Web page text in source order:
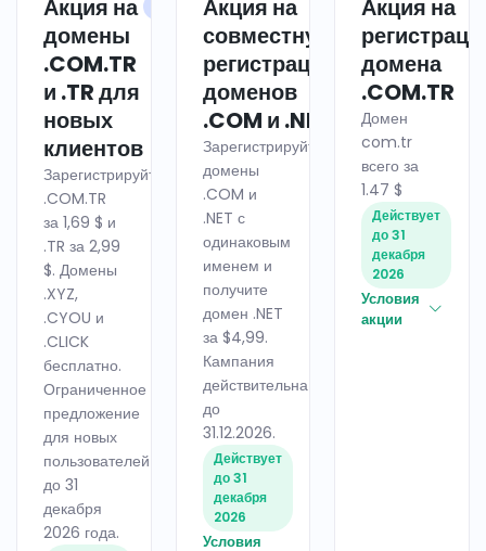
Акция на
домены
.COM.TR
и .TR для
новых
клиентов
Зарегистрируйте
.COM.TR
за 1,69 $ и
.TR за 2,99
$. Домены
.XYZ,
.CYOU и
.CLICK
бесплатно.
Ограниченное
предложение
для новых
пользователей
до 31
декабря
2026 года.
Акция на
совместную
регистрацию
доменов
.COM и .NET
ДОМЕН
Зарегистрируйте
домены
.COM и
.NET с
одинаковым
именем и
получите
домен .NET
за $4,99.
Кампания
действительна
до
31.12.2026.
Действует
до 31
декабря
2026
Условия
Акция на
домена
.COM.TR
Домен
com.tr
всего за
1.47 $
Действует
до 31
декабря
2026
Условия
акции